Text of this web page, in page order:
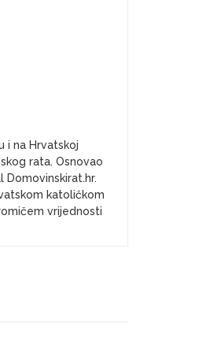
i na Hrvatskoj
rata. Osnovao
Domovinskirat.hr.
katoličkom
vrijednosti